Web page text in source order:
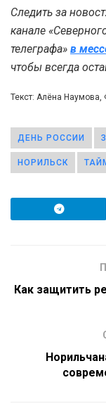
Следить за
канале
телеграфа» в
чтобы всегда
Текст: Алёна Наумова,
ДЕНЬ РОССИИ
НОРИЛЬСК
Как защитить